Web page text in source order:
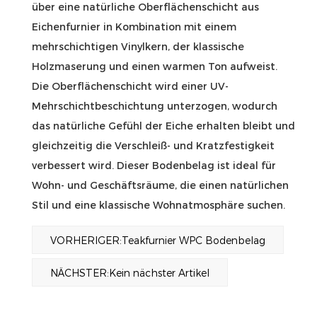
über eine natürliche Oberflächenschicht aus
Eichenfurnier in Kombination mit einem
mehrschichtigen Vinylkern, der klassische
Holzmaserung und einen warmen Ton aufweist.
Die Oberflächenschicht wird einer UV-
Mehrschichtbeschichtung unterzogen, wodurch
das natürliche Gefühl der Eiche erhalten bleibt und
gleichzeitig die Verschleiß- und Kratzfestigkeit
verbessert wird. Dieser Bodenbelag ist ideal für
Wohn- und Geschäftsräume, die einen natürlichen
Stil und eine klassische Wohnatmosphäre suchen.
VORHERIGER:Teakfurnier WPC Bodenbelag
NÄCHSTER:Kein nächster Artikel